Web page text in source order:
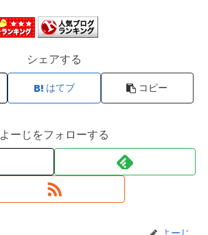
シェアする
はてブ コピー
よーじをフォローする